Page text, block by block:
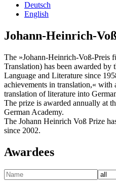
Deutsch
English
Johann-Heinrich-
The »Johann-Heinrich-Voß-Preis
Translation) has been awarded by
Language and Literature since
achievements in translation,« with
translation of literature into
The prize is awarded annually at
German Academy.
The Johann Heinrich Voß Prize
since 2002.
Awardees